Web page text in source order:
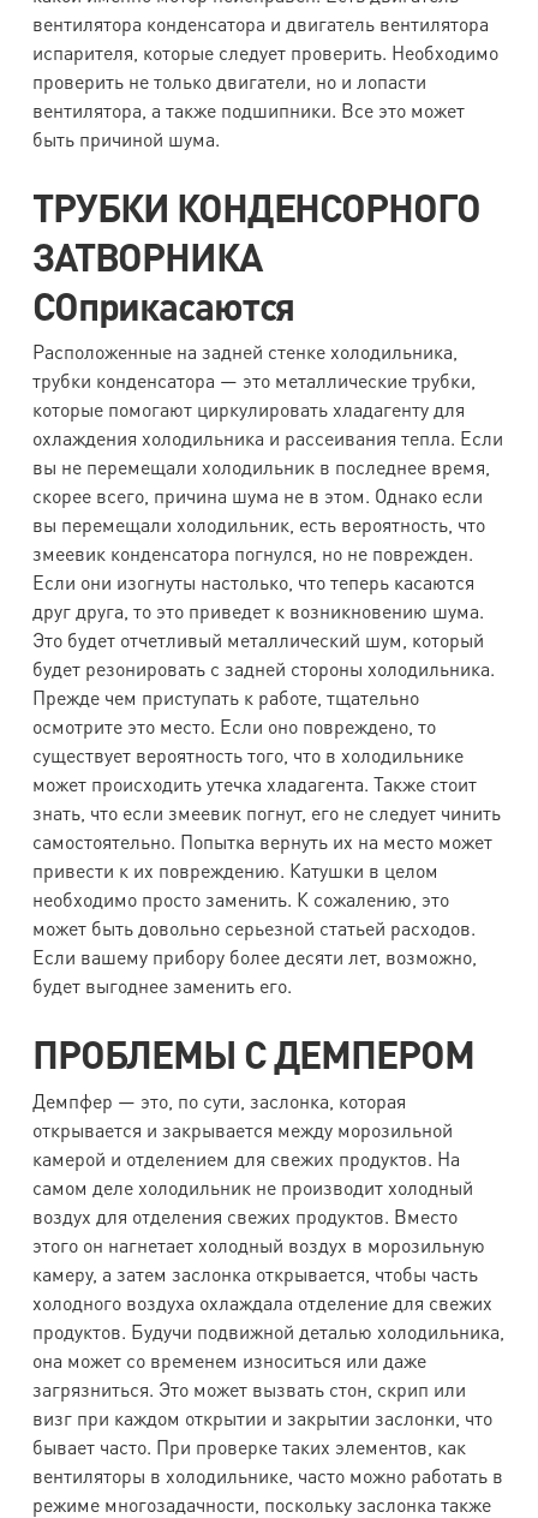
вентилятора конденсатора и двигатель вентилятора
испарителя, которые следует проверить. Необходимо
проверить не только двигатели, но и лопасти
вентилятора, а также подшипники. Все это может
быть причиной шума.
ТРУБКИ КОНДЕНСОРНОГО
ЗАТВОРНИКА
СОприкасаются
Расположенные на задней стенке холодильника,
трубки конденсатора — это металлические трубки,
которые помогают циркулировать хладагенту для
охлаждения холодильника и рассеивания тепла. Если
вы не перемещали холодильник в последнее время,
скорее всего, причина шума не в этом. Однако если
вы перемещали холодильник, есть вероятность, что
змеевик конденсатора погнулся, но не поврежден.
Если они изогнуты настолько, что теперь касаются
друг друга, то это приведет к возникновению шума.
Это будет отчетливый металлический шум, который
будет резонировать с задней стороны холодильника.
Прежде чем приступать к работе, тщательно
осмотрите это место. Если оно повреждено, то
существует вероятность того, что в холодильнике
может происходить утечка хладагента. Также стоит
знать, что если змеевик погнут, его не следует чинить
самостоятельно. Попытка вернуть их на место может
привести к их повреждению. Катушки в целом
необходимо просто заменить. К сожалению, это
может быть довольно серьезной статьей расходов.
Если вашему прибору более десяти лет, возможно,
будет выгоднее заменить его.
ПРОБЛЕМЫ С ДЕМПЕРОМ
Демпфер — это, по сути, заслонка, которая
открывается и закрывается между морозильной
камерой и отделением для свежих продуктов. На
самом деле холодильник не производит холодный
воздух для отделения свежих продуктов. Вместо
этого он нагнетает холодный воздух в морозильную
камеру, а затем заслонка открывается, чтобы часть
холодного воздуха охлаждала отделение для свежих
продуктов. Будучи подвижной деталью холодильника,
она может со временем износиться или даже
загрязниться. Это может вызвать стон, скрип или
визг при каждом открытии и закрытии заслонки, что
бывает часто. При проверке таких элементов, как
вентиляторы в холодильнике, часто можно работать в
режиме многозадачности, поскольку заслонка также